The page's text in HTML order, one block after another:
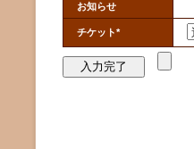
お知らせ
チケット*